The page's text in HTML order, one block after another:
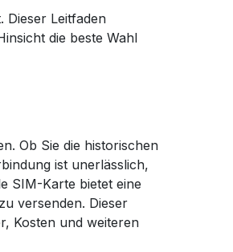
Dieser Leitfaden
die beste Wahl
Ob Sie die historischen
ist unerlässlich,
SIM-Karte bietet eine
versenden. Dieser
Kosten und weiteren